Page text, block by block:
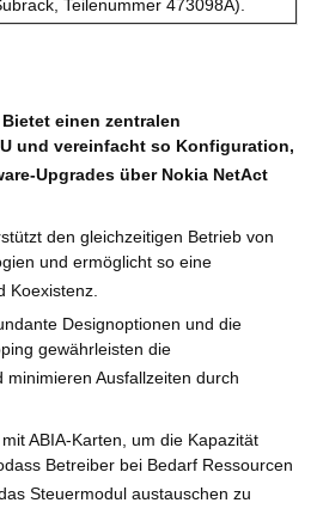
Teilenummer 473098A).
Bietet einen zentralen
und vereinfacht so Konfiguration,
Upgrades über Nokia NetAct
den gleichzeitigen Betrieb von
und ermöglicht so eine
Koexistenz.
Designoptionen und die
gewährleisten die
Ausfallzeiten durch
ABIA-Karten, um die Kapazität
Betreiber bei Bedarf Ressourcen
Steuermodul austauschen zu